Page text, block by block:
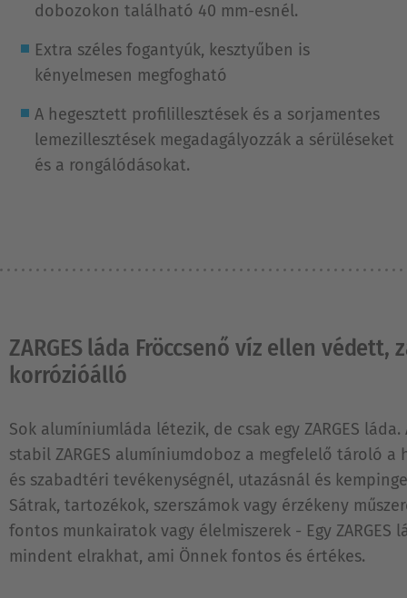
dobozokon található 40 mm-esnél.
Extra széles fogantyúk, kesztyűben is
kényelmesen megfogható
A hegesztett profilillesztések és a sorjamentes
lemezillesztések megadagályozzák a sérüléseket
és a rongálódásokat.
ZARGES láda Fröccsenő víz ellen védett,
korrózióálló
Sok alumíniumláda létezik, de csak egy ZARGES
stabil ZARGES alumíniumdoboz a megfelelő tároló a
és szabadtéri tevékenységnél, utazásnál és
Sátrak, tartozékok, szerszámok vagy érzékeny
fontos munkairatok vagy élelmiszerek - Egy ZARGES
mindent elrakhat, ami Önnek fontos és értékes.